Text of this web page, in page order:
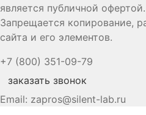
является публичной офертой.
Запрещается копирование,
сайта и его элементов.
+7 (800) 351-09-79
заказать звонок
Email: zapros@silent-lab.ru